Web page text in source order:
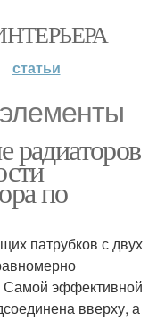
статьи
радиаторов
по
патрубков с двух
Самой эффективной
вверху, а